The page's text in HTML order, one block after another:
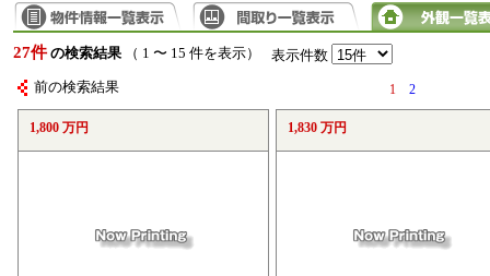
27件 の検索結果 （ 1 〜 15 件を表示） 表示件数
前の検索結果 1 2
1,800 万円 1,830 万円